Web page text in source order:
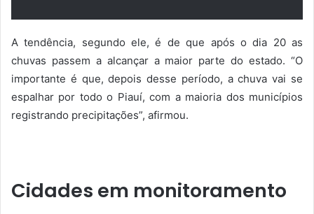
A tendência, segundo ele, é de que após o dia 20 as
chuvas passem a alcançar a maior parte do estado. “O
importante é que, depois desse período, a chuva vai se
espalhar por todo o Piauí, com a maioria dos municípios
registrando precipitações”, afirmou.
Cidades em monitoramento